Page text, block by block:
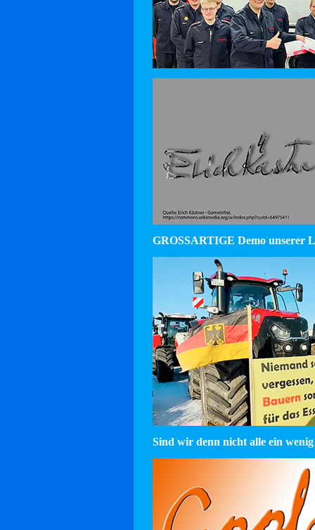
GROSSARTIGE Demo unserer
Sind wir denn nicht alle ein wenig